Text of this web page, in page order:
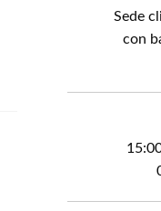
Sede
con